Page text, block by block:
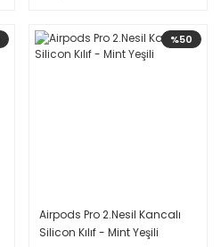
%50
Airpods Pro 2.Nesil Kancalı
Silicon Kılıf - Mint Yeşili